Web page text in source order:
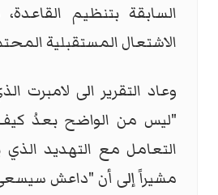
السابقة بتنظيم
الاشتعال المستقبلية
وعاد التقرير الى لامبرت
"ليس من الواضح بعدُ
التعامل مع التهديد
مشيراً إلى أن "داعش